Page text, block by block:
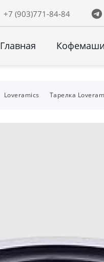
+7 (903)771-84-84
Главная
Loveramics Тарелка